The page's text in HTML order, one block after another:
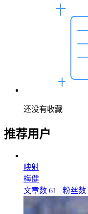
还没有收藏
推荐用户
映射
梅健
文章数 61 粉丝数